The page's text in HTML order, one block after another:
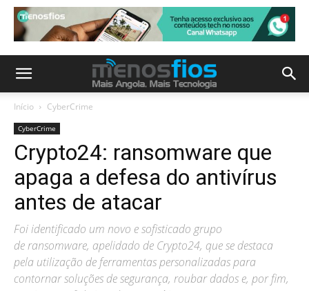
Início CyberCrime
CyberCrime
Crypto24: ransomware que
apaga a defesa do antivírus
antes de atacar
Foi identificado um novo e sofisticado grupo
de ransomware, apelidado de Crypto24, que se destaca
pela utilização de ferramentas personalizadas para
contornar soluções de segurança, roubar dados e, por fim,